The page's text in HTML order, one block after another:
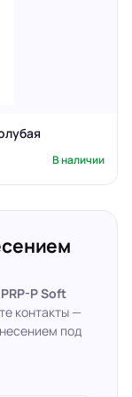
В наличии
P Soft
контакты —
под